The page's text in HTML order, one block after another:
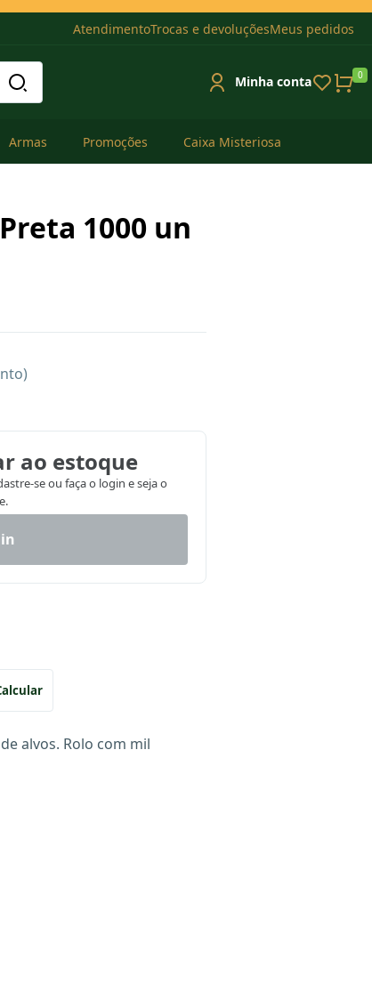
AtendimentoTrocas e devoluçõesMeus pedidos
Minha conta 0
Armas Promoções Caixa Misteriosa
1000 un
ao estoque
se ou faça o login e seja o
alvos. Rolo com mil